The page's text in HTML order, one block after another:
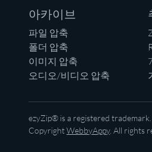
아카이브
파일 압축
폴더 압축
이미지 압축
오디오/비디오 압축
ezyZip® is a registered trademark.
CopyrightWebbyAppy. All rights